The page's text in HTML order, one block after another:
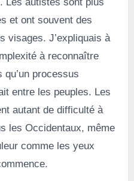
et ont souvent des
visages. J’expliquais à
à reconnaître
processus
entre les peuples. Les
autant de difficulté à
les Occidentaux, même
comme les yeux